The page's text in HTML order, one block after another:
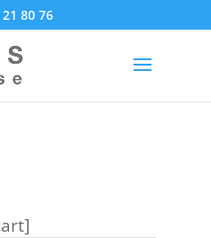
80 76